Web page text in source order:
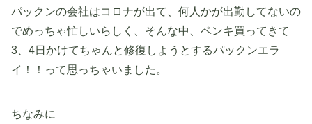
パックンの会社はコロナが出て、何人かが出勤してないの
でめっちゃ忙しいらしく、そんな中、ペンキ買ってきて
3、4日かけてちゃんと修復しようとするパックンエラ
イ！！って思っちゃいました。
ちなみに